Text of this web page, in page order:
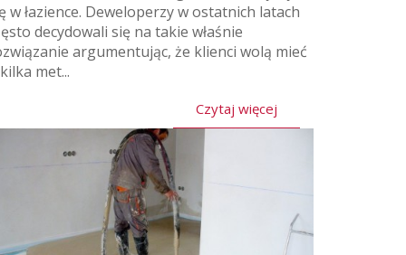
w łazience. Deweloperzy w ostatnich latach
decydowali się na takie właśnie
argumentując, że klienci wolą mieć
met...
Czytaj więcej